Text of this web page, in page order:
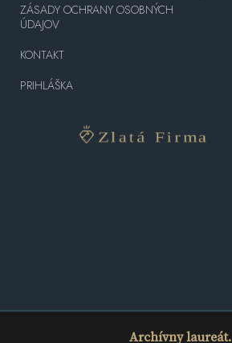
Archívny laureát.
ZÁSADY OCHRANY OSOBNÝCH
ÚDAJOV
KONTAKT
PRIHLÁŠKA